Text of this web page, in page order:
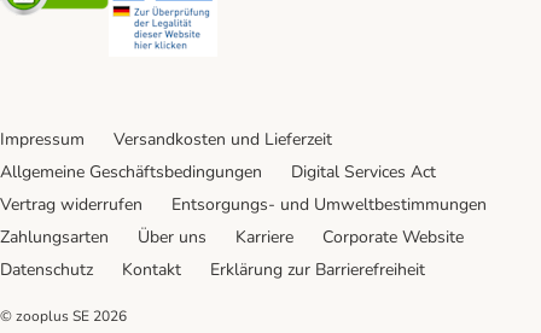
Impressum
Versandkosten und Lieferzeit
Allgemeine Geschäftsbedingungen
Digital Services Act
Vertrag widerrufen
Entsorgungs- und Umweltbestimmungen
Zahlungsarten
Über uns Karriere
Corporate Website
Datenschutz
Kontakt Erklärung zur Barrierefreiheit
© zooplus SE 2026